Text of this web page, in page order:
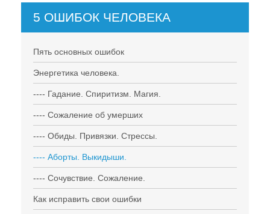
5 ОШИБОК ЧЕЛОВЕКА
Пять основных ошибок
Энергетика человека.
---- Гадание. Спиритизм. Магия.
---- Сожаление об умерших
---- Обиды. Привязки. Стрессы.
---- Аборты. Выкидыши.
---- Сочувствие. Сожаление.
Как исправить свои ошибки